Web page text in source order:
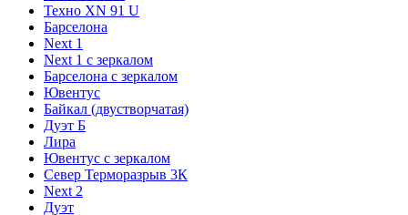
Техно XN 91 U
Барселона
Next 1
Next 1 с зеркалом
Барселона с зеркалом
Ювентус
Байкал (двустворчатая)
Дуэт Б
Лира
Ювентус с зеркалом
Север Терморазрыв 3К
Next 2
Дуэт